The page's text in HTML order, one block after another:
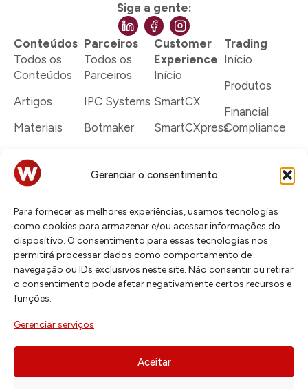
Gerenciar o consentimento
Para fornecer as melhores experiências, usamos tecnologias
como cookies para armazenar e/ou acessar informações do
dispositivo. O consentimento para essas tecnologias nos
permitirá processar dados como comportamento de
navegação ou IDs exclusivos neste site. Não consentir ou retirar
o consentimento pode afetar negativamente certos recursos e
funções.
Gerenciar serviços
Aceitar
Siga a gente:
Conteúdos
Todos os
Conteúdos
Artigos
Materiais
Parceiros
Todos os
Parceiros
IPC Systems
Botmaker
Systems
Talkdesk
Twilio
Verint
Customer
Experience
Início
SmartCX
SmartCXpress
Enterprise
Cases
Trading
Início
Produtos
Financial
Compliance
Smart
Trading
Cases